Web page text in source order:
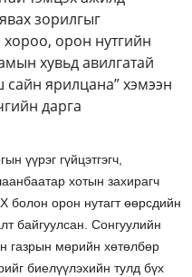
зорилгыг
хороо, орон нутгийн
хувьд авилгатай
сайн ярилцана” хэмээн
дарга
үүрэг гүйцэтгэгч,
хотын захирагч
орон нутагт өөрсдийн
байгуулсан. Сонгуулийн
газрын мөрийн хөтөлбөр
биелүүлэхийн тулд бүх